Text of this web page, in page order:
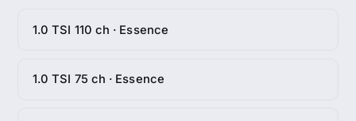
1.0 TSI 110 ch · Essence
1.0 TSI 75 ch · Essence